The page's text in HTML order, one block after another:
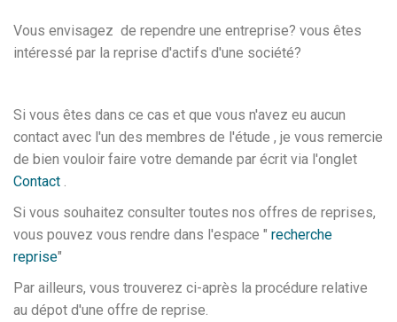
Vous envisagez de rependre une entreprise? vous êtes
intéressé par la reprise d'actifs d'une société?
Si vous êtes dans ce cas et que vous n'avez eu aucun
contact avec l'un des membres de l'étude , je vous remercie
de bien vouloir faire votre demande par écrit via l'onglet
Contact .
Si vous souhaitez consulter toutes nos offres de reprises,
vous pouvez vous rendre dans l'espace " recherche
reprise"
Par ailleurs, vous trouverez ci-après la procédure relative
au dépot d'une offre de reprise.